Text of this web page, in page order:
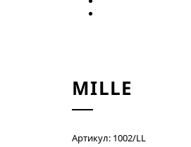
MILLE
Артикул: 1002/LL